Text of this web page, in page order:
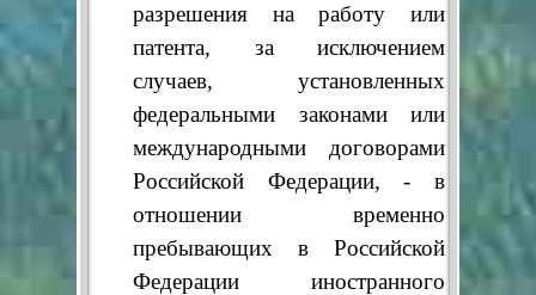
разрешения на работу или
патента, за исключением
случаев, установленных
федеральными законами или
международными договорами
Российской Федерации, - в
отношении временно
пребывающих в Российской
Федерации иностранного